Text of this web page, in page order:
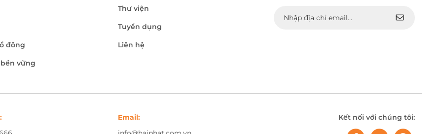
đông
vững
Thư viện
Tuyển dụng
Liên hệ
Email:
Kết nối với chúng tôi: